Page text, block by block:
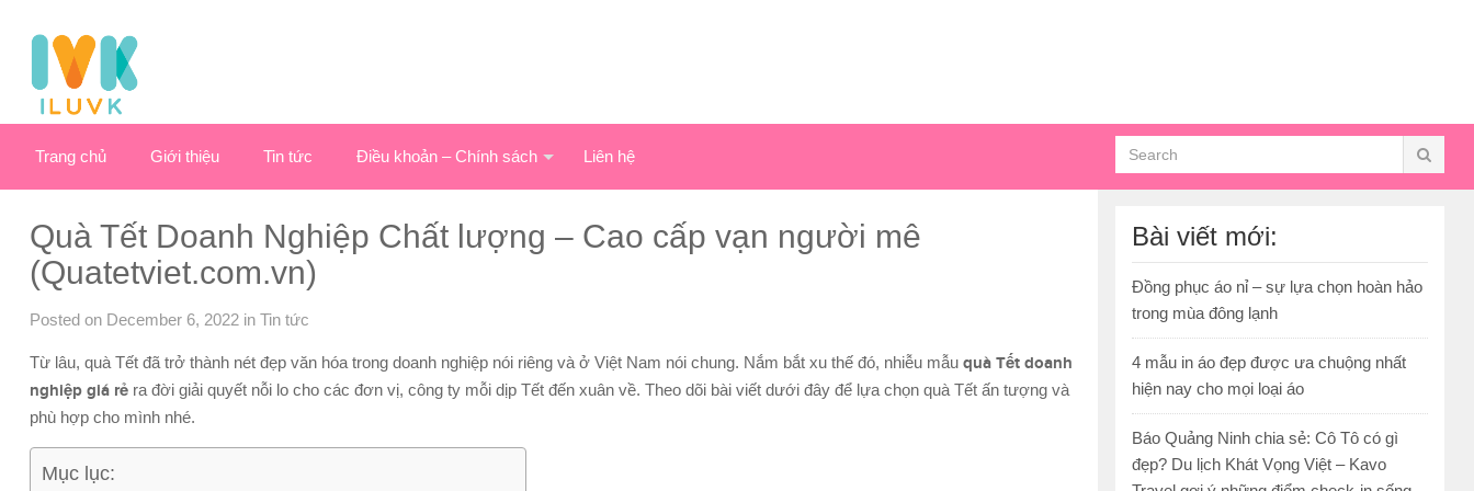
Trang chủ Giới thiệu Tin tức Điều khoản – Chính sách Liên hệ
Quà Tết Doanh Nghiệp Chất lượng – Cao cấp vạn người mê
(Quatetviet.com.vn)
Posted on December 6, 2022 in Tin tức
Từ lâu, quà Tết đã trở thành nét đẹp văn hóa trong doanh nghiệp nói riêng và ở Việt Nam nói chung. Nắm bắt xu thế đó, nhiễu mẫu quà Tết doanh
nghiệp giá rẻ ra đời giải quyết nỗi lo cho các đơn vị, công ty mỗi dịp Tết đến xuân về. Theo dõi bài viết dưới đây để lựa chọn quà Tết ấn tượng và
phù hợp cho mình nhé.
Mục lục:
Bài viết mới:
Đồng phục áo nỉ – sự lựa chọn hoàn hảo
trong mùa đông lạnh
4 mẫu in áo đẹp được ưa chuộng nhất
hiện nay cho mọi loại áo
Báo Quảng Ninh chia sẻ: Cô Tô có gì
đẹp? Du lịch Khát Vọng Việt – Kavo